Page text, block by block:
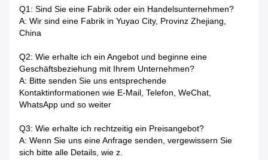
Q1: Sind Sie eine Fabrik oder ein Handelsunternehmen?
A: Wir sind eine Fabrik in Yuyao City, Provinz Zhejiang,
China
Q2: Wie erhalte ich ein Angebot und beginne eine
Geschäftsbeziehung mit Ihrem Unternehmen?
A: Bitte senden Sie uns entsprechende
Kontaktinformationen wie E-Mail, Telefon, WeChat,
WhatsApp und so weiter
Q3: Wie erhalte ich rechtzeitig ein Preisangebot?
A: Wenn Sie uns eine Anfrage senden, vergewissern Sie
sich bitte alle Details, wie z.